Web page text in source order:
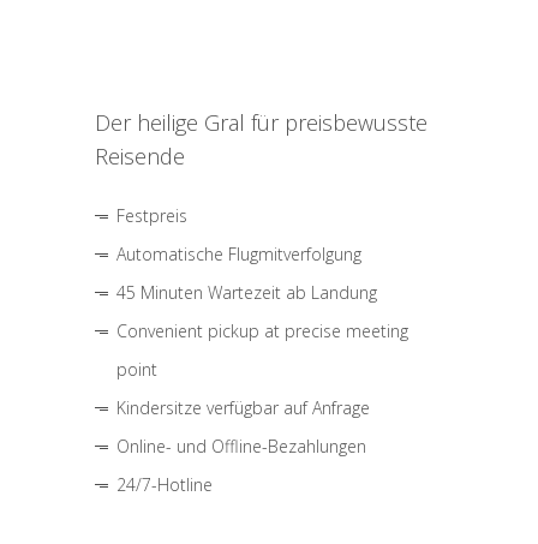
Der heilige Gral für preisbewusste
Reisende
Festpreis
Automatische Flugmitverfolgung
45 Minuten Wartezeit ab Landung
Convenient pickup at precise meeting
point
Kindersitze verfügbar auf Anfrage
Online- und Offline-Bezahlungen
24/7-Hotline